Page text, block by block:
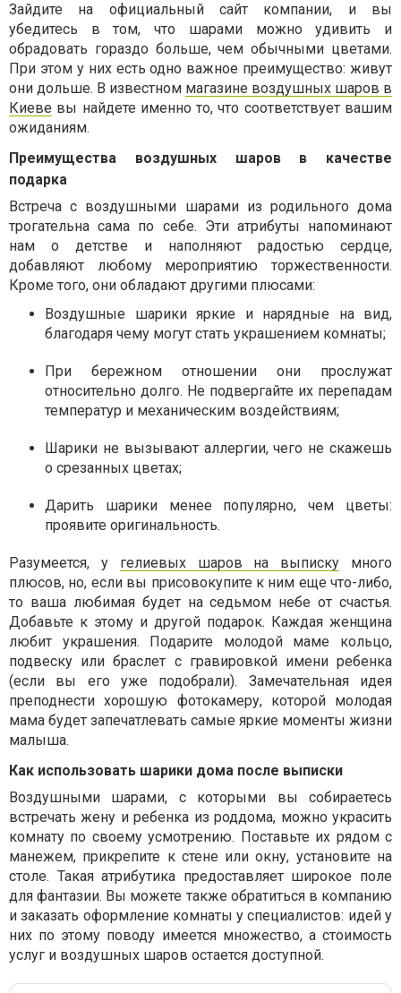
Зайдите на официальный сайт компании, и вы
убедитесь в том, что шарами можно удивить и
обрадовать гораздо больше, чем обычными цветами.
При этом у них есть одно важное преимущество: живут
они дольше. В известном магазине воздушных шаров в
Киеве вы найдете именно то, что соответствует вашим
ожиданиям.
Преимущества воздушных шаров в качестве
подарка
Встреча с воздушными шарами из родильного дома
трогательна сама по себе. Эти атрибуты напоминают
нам о детстве и наполняют радостью сердце,
добавляют любому мероприятию торжественности.
Кроме того, они обладают другими плюсами:
Воздушные шарики яркие и нарядные на вид,
благодаря чему могут стать украшением комнаты;
При бережном отношении они прослужат
относительно долго. Не подвергайте их перепадам
температур и механическим воздействиям;
Шарики не вызывают аллергии, чего не скажешь
о срезанных цветах;
Дарить шарики менее популярно, чем цветы:
проявите оригинальность.
Разумеется, у гелиевых шаров на выписку много
плюсов, но, если вы присовокупите к ним еще что-либо,
то ваша любимая будет на седьмом небе от счастья.
Добавьте к этому и другой подарок. Каждая женщина
любит украшения. Подарите молодой маме кольцо,
подвеску или браслет с гравировкой имени ребенка
(если вы его уже подобрали). Замечательная идея
преподнести хорошую фотокамеру, которой молодая
мама будет запечатлевать самые яркие моменты жизни
малыша.
Как использовать шарики дома после выписки
Воздушными шарами, с которыми вы собираетесь
встречать жену и ребенка из роддома, можно украсить
комнату по своему усмотрению. Поставьте их рядом с
манежем, прикрепите к стене или окну, установите на
столе. Такая атрибутика предоставляет широкое поле
для фантазии. Вы можете также обратиться в компанию
и заказать оформление комнаты у специалистов: идей у
них по этому поводу имеется множество, а стоимость
услуг и воздушных шаров остается доступной.